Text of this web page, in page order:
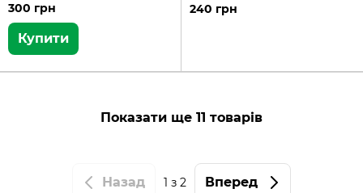
300 грн
Купити
240 грн
Показати ще 11 товарів
Назад 1 з 2 Вперед